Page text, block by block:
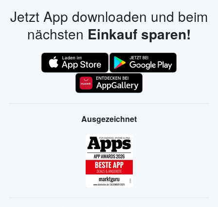
Jetzt App downloaden und beim
nächsten Einkauf sparen!
Ausgezeichnet